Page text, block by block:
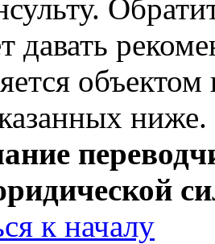
давать
ниже.
к началу